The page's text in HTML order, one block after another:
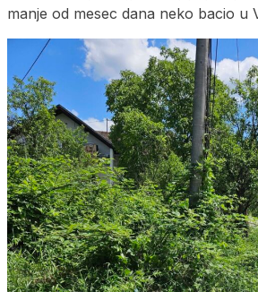
manje od mesec dana neko bacio u